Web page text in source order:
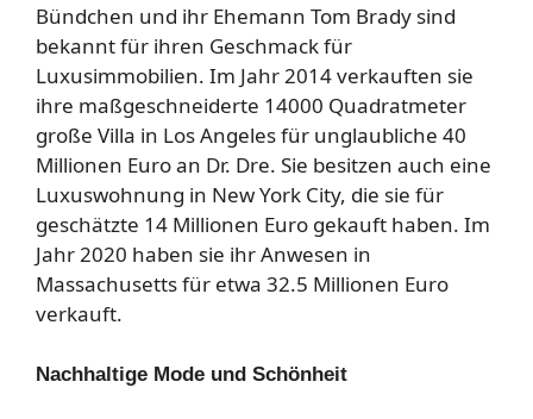
Bündchen und ihr Ehemann Tom Brady sind
bekannt für ihren Geschmack für
Luxusimmobilien. Im Jahr 2014 verkauften sie
ihre maßgeschneiderte 14000 Quadratmeter
große Villa in Los Angeles für unglaubliche 40
Millionen Euro an Dr. Dre. Sie besitzen auch eine
Luxuswohnung in New York City, die sie für
geschätzte 14 Millionen Euro gekauft haben. Im
Jahr 2020 haben sie ihr Anwesen in
Massachusetts für etwa 32.5 Millionen Euro
verkauft.
Nachhaltige Mode und Schönheit